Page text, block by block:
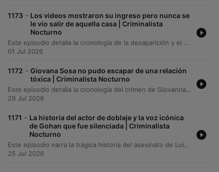
1173 - Los videos mostraron su ingreso pero nunca se
le vio salir de aquella casa | Criminalista
Nocturno
Este episodio detalla la cronología de la desaparición y el hallazgo del cuerpo de Ivonne Marisela López Rosendo, desde su último mensaje a su madre hasta el descubrimiento en Morelos. Se describen las investigaciones sobre su ingreso a una vivienda en Coyoacán, el hallazgo de su triciclo eléctrico y las detenciones de implicados relacionados con el traslado del cuerpo. Asimismo, se analizan las inconsistencias en la investigación y la teoría de la familia sobre una acción coordinada. Se repasa la línea de tiempo de los hechos y se concluye con un mensaje de cierre del podcast.
01 Jul 2026
1172 - Giovana Sosa no pudo escapar de una relación
tóxica | Criminalista Nocturno
Este episodio detalla la cronología del crimen de Giovanna Guadalupe Sosa, desde los antecedentes de violencia y la restricción perimetral contra su expareja, Tiziano Fiss, hasta el encuentro fatal en un hotel de Tigre. Se examinan las pruebas técnicas del disparo y la importancia de entender el contexto de violencia previa. La investigación judicial analiza si el hecho fue un accidente o un feminicidio premeditado. Mientras la defensa sostiene la hipótesis de un accidente durante un supuesto juego, la fiscalía sostiene que se trató de una ejecución a sangre fría, destacando la ausencia de auxilio inmediato tras el disparo.
29 Jul 2026
1171 - La historia del actor de doblaje y la voz icónica
de Gohan que fue silenciada | Criminalista
Nocturno
Este episodio narra la trágica historia del asesinato de Luis Alfonso Mendoza, su esposa Lourdes y su cuñado Mario a manos de Mario Martínez, alias Chen, en la academia Art Spot. El relato detalla los antecedentes del conflicto legal por la propiedad del inmueble y el impacto global que tuvo la muerte del icónico actor de doblaje en la comunidad de Latinoamérica. Asimismo, se analiza el legado docente de Luis y la vulnerabilidad de los artistas independientes ante la inseguridad. Se abordan las consecuencias legales del caso, el destino incierto de la propiedad de Art Spot y la continuación del proyecto por parte de su hija, Nayeli.
25 Jul 2026